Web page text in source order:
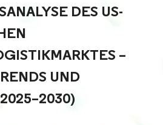
DES US-A
A
– W
UND P